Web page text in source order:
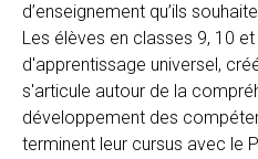
d’enseignement qu’ils
Les élèves en classes 9, 10
d'apprentissage universel,
s'articule autour de la
développement des
terminent leur cursus avec le